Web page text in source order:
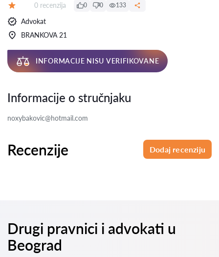
Recenzija:
0 recenzija 0 0 133
Advokat
BRANKOVA 21
INFORMACIJE NISU VERIFIKOVANE
Informacije o stručnjaku
noxybakovic@hotmail.com
Recenzije Dodaj recenziju
Drugi pravnici i advokati u
Beograd